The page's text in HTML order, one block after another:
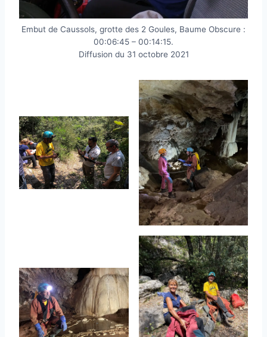
Embut de Caussols, grotte des 2 Goules, Baume Obscure :
00:06:45 – 00:14:15.
Diffusion du 31 octobre 2021